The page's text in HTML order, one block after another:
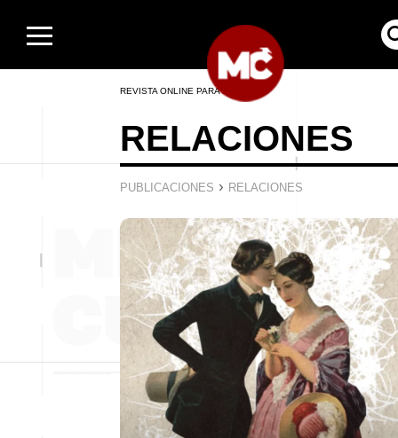
REVISTA ONLINE PARA HOMBRES
RELACIONES
PUBLICACIONES › RELACIONES